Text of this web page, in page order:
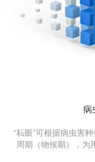
病
“耘眼”可根据病虫害
周期（物候期），为